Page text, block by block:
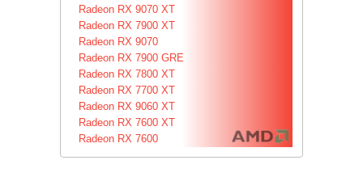
Radeon RX 9070 XT
Radeon RX 7900 XT
Radeon RX 9070
Radeon RX 7900 GRE
Radeon RX 7800 XT
Radeon RX 7700 XT
Radeon RX 9060 XT
Radeon RX 7600 XT
Radeon RX 7600